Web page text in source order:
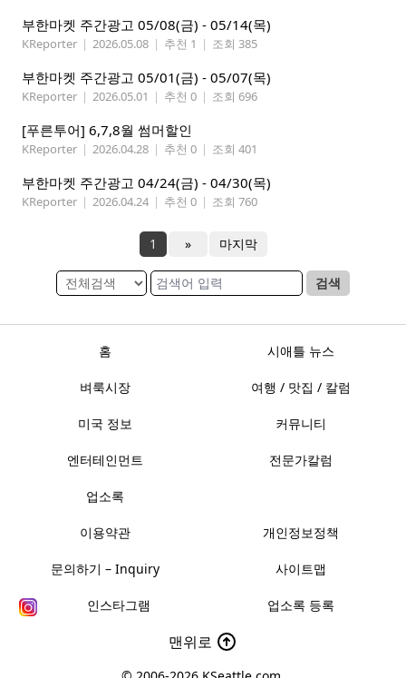
부한마켓 주간광고 05/08(금) - 05/14(목)
KReporter | 2026.05.08 | 추천 1 | 조회 385
부한마켓 주간광고 05/01(금) - 05/07(목)
KReporter | 2026.05.01 | 추천 0 | 조회 696
[푸른투어] 6,7,8월 썸머할인
KReporter | 2026.04.28 | 추천 0 | 조회 401
부한마켓 주간광고 04/24(금) - 04/30(목)
KReporter | 2026.04.24 | 추천 0 | 조회 760
1 » 마지막
검색
홈 시애틀 뉴스
벼룩시장 여행 / 맛집 / 칼럼
미국 정보 커뮤니티
엔터테인먼트 전문가칼럼
업소록
이용약관 개인정보정책
문의하기 – Inquiry 사이트맵
인스타그램 업소록 등록
맨위로